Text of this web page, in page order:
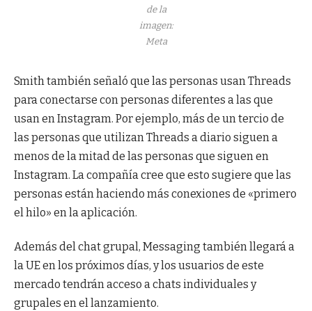
de la
imagen:
Meta
Smith también señaló que las personas usan Threads
para conectarse con personas diferentes a las que
usan en Instagram. Por ejemplo, más de un tercio de
las personas que utilizan Threads a diario siguen a
menos de la mitad de las personas que siguen en
Instagram. La compañía cree que esto sugiere que las
personas están haciendo más conexiones de «primero
el hilo» en la aplicación.
Además del chat grupal, Messaging también llegará a
la UE en los próximos días, y los usuarios de este
mercado tendrán acceso a chats individuales y
grupales en el lanzamiento.